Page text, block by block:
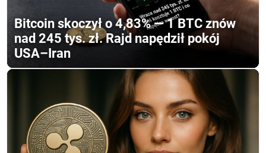
Bitcoin skoczył o 4,83% — 1 BTC znów
nad 245 tys. zł. Rajd napędził pokój
USA–Iran